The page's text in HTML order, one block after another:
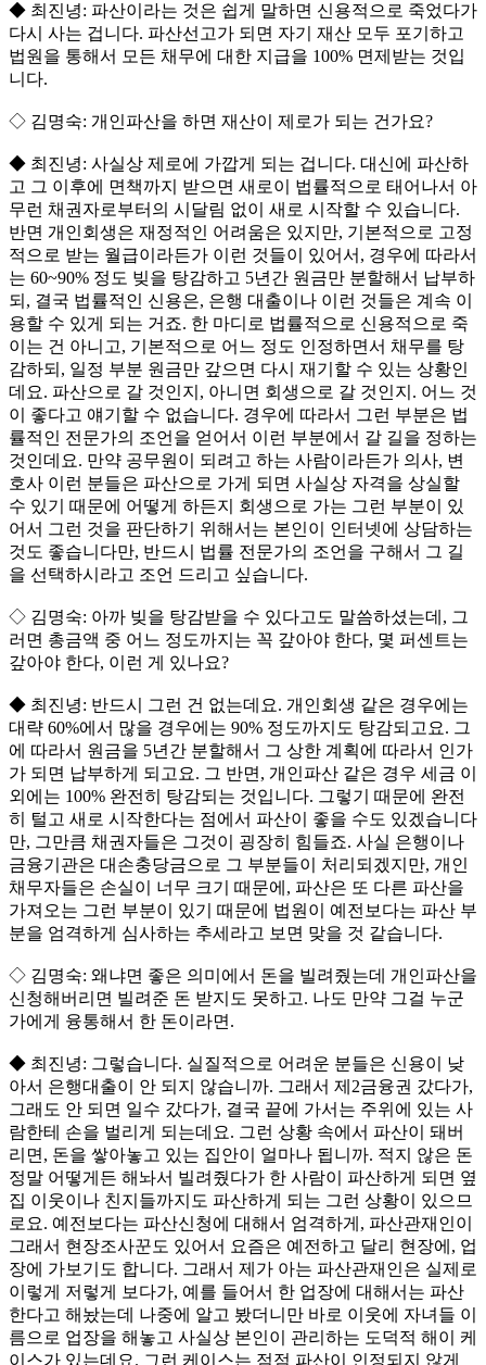
◆ 최진녕: 파산이라는 것은 쉽게 말하면 신용적으로 죽었다가
다시 사는 겁니다. 파산선고가 되면 자기 재산 모두 포기하고
법원을 통해서 모든 채무에 대한 지급을 100% 면제받는 것입
니다.
◇ 김명숙: 개인파산을 하면 재산이 제로가 되는 건가요?
◆ 최진녕: 사실상 제로에 가깝게 되는 겁니다. 대신에 파산하
고 그 이후에 면책까지 받으면 새로이 법률적으로 태어나서 아
무런 채권자로부터의 시달림 없이 새로 시작할 수 있습니다.
반면 개인회생은 재정적인 어려움은 있지만, 기본적으로 고정
적으로 받는 월급이라든가 이런 것들이 있어서, 경우에 따라서
는 60~90% 정도 빚을 탕감하고 5년간 원금만 분할해서 납부하
되, 결국 법률적인 신용은, 은행 대출이나 이런 것들은 계속 이
용할 수 있게 되는 거죠. 한 마디로 법률적으로 신용적으로 죽
이는 건 아니고, 기본적으로 어느 정도 인정하면서 채무를 탕
감하되, 일정 부분 원금만 갚으면 다시 재기할 수 있는 상황인
데요. 파산으로 갈 것인지, 아니면 회생으로 갈 것인지. 어느 것
이 좋다고 얘기할 수 없습니다. 경우에 따라서 그런 부분은 법
률적인 전문가의 조언을 얻어서 이런 부분에서 갈 길을 정하는
것인데요. 만약 공무원이 되려고 하는 사람이라든가 의사, 변
호사 이런 분들은 파산으로 가게 되면 사실상 자격을 상실할
수 있기 때문에 어떻게 하든지 회생으로 가는 그런 부분이 있
어서 그런 것을 판단하기 위해서는 본인이 인터넷에 상담하는
것도 좋습니다만, 반드시 법률 전문가의 조언을 구해서 그 길
을 선택하시라고 조언 드리고 싶습니다.
◇ 김명숙: 아까 빚을 탕감받을 수 있다고도 말씀하셨는데, 그
러면 총금액 중 어느 정도까지는 꼭 갚아야 한다, 몇 퍼센트는
갚아야 한다, 이런 게 있나요?
◆ 최진녕: 반드시 그런 건 없는데요. 개인회생 같은 경우에는
대략 60%에서 많을 경우에는 90% 정도까지도 탕감되고요. 그
에 따라서 원금을 5년간 분할해서 그 상한 계획에 따라서 인가
가 되면 납부하게 되고요. 그 반면, 개인파산 같은 경우 세금 이
외에는 100% 완전히 탕감되는 것입니다. 그렇기 때문에 완전
히 털고 새로 시작한다는 점에서 파산이 좋을 수도 있겠습니다
만, 그만큼 채권자들은 그것이 굉장히 힘들죠. 사실 은행이나
금융기관은 대손충당금으로 그 부분들이 처리되겠지만, 개인
채무자들은 손실이 너무 크기 때문에, 파산은 또 다른 파산을
가져오는 그런 부분이 있기 때문에 법원이 예전보다는 파산 부
분을 엄격하게 심사하는 추세라고 보면 맞을 것 같습니다.
◇ 김명숙: 왜냐면 좋은 의미에서 돈을 빌려줬는데 개인파산을
신청해버리면 빌려준 돈 받지도 못하고. 나도 만약 그걸 누군
가에게 융통해서 한 돈이라면.
◆ 최진녕: 그렇습니다. 실질적으로 어려운 분들은 신용이 낮
아서 은행대출이 안 되지 않습니까. 그래서 제2금융권 갔다가,
그래도 안 되면 일수 갔다가, 결국 끝에 가서는 주위에 있는 사
람한테 손을 벌리게 되는데요. 그런 상황 속에서 파산이 돼버
리면, 돈을 쌓아놓고 있는 집안이 얼마나 됩니까. 적지 않은 돈
정말 어떻게든 해놔서 빌려줬다가 한 사람이 파산하게 되면 옆
집 이웃이나 친지들까지도 파산하게 되는 그런 상황이 있으므
로요. 예전보다는 파산신청에 대해서 엄격하게, 파산관재인이
그래서 현장조사꾼도 있어서 요즘은 예전하고 달리 현장에, 업
장에 가보기도 합니다. 그래서 제가 아는 파산관재인은 실제로
이렇게 저렇게 보다가, 예를 들어서 한 업장에 대해서는 파산
한다고 해놨는데 나중에 알고 봤더니만 바로 이웃에 자녀들 이
름으로 업장을 해놓고 사실상 본인이 관리하는 도덕적 해이 케
이스가 있는데요. 그런 케이스는 점점 파산이 인정되지 않게